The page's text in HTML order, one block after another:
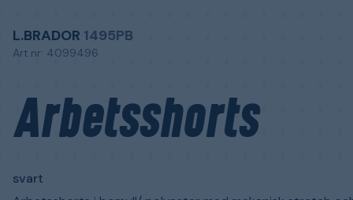
L.BRADOR 1495PB
Art.nr: 4099496
Arbetsshorts
svart